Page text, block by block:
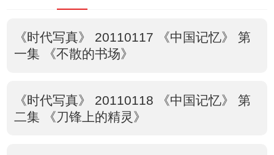
《时代写真》 20110117 《中国记忆》 第
一集 《不散的书场》
《时代写真》 20110118 《中国记忆》 第
二集 《刀锋上的精灵》